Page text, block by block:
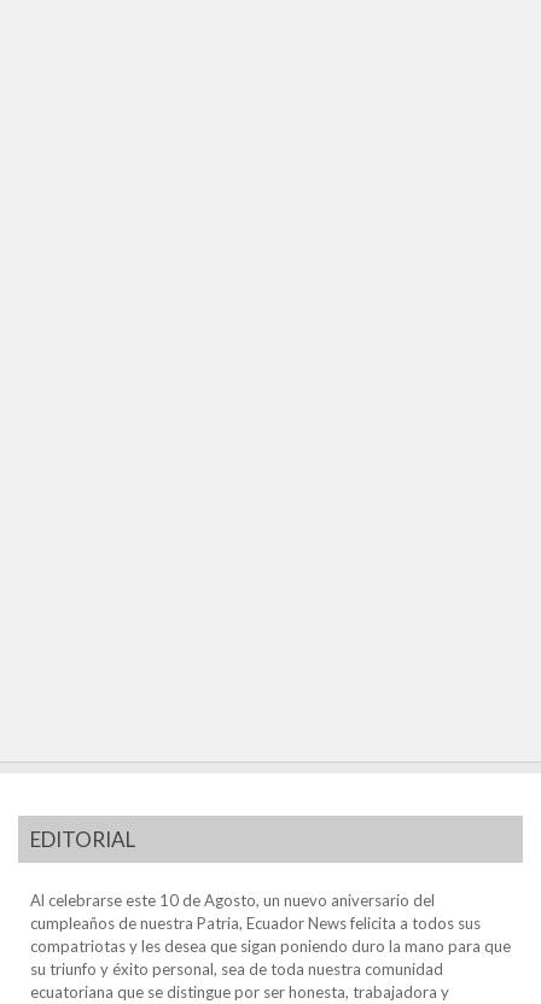
EDITORIAL
Al celebrarse este 10 de Agosto, un nuevo aniversario del
cumpleaños de nuestra Patria, Ecuador News felicita a todos sus
compatriotas y les desea que sigan poniendo duro la mano para que
su triunfo y éxito personal, sea de toda nuestra comunidad
ecuatoriana que se distingue por ser honesta, trabajadora y